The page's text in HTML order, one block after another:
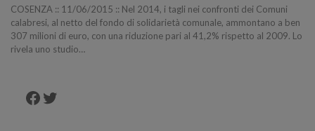
COSENZA :: 11/06/2015 :: Nel 2014, i tagli nei confronti dei Comuni
calabresi, al netto del fondo di solidarietà comunale, ammontano a ben
307 milioni di euro, con una riduzione pari al 41,2% rispetto al 2009. Lo
rivela uno studio…
Facebook
Twitter